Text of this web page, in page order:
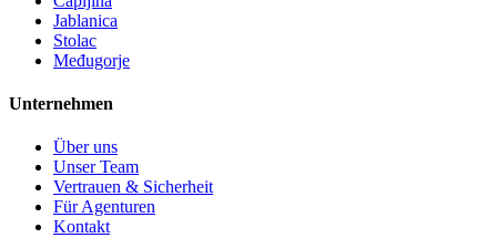
Jablanica
Stolac
Međugorje
Unternehmen
Über uns
Unser Team
Vertrauen & Sicherheit
Für Agenturen
Kontakt